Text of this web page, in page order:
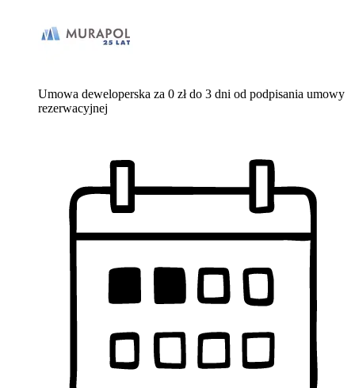
Umowa deweloperska za 0 zł do 3 dni od podpisania umowy
rezerwacyjnej